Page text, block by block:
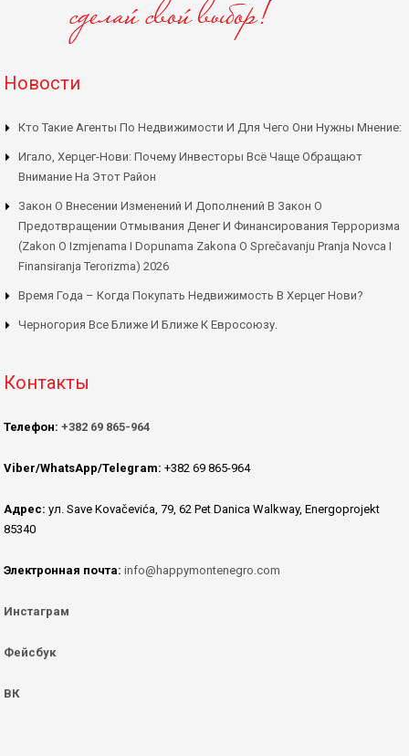
Новости
Кто Такие Агенты По Недвижимости И Для Чего Они Нужны Мнение:
Игало, Херцег-Нови: Почему Инвесторы Всё Чаще Обращают
Внимание На Этот Район
Закон О Внесении Изменений И Дополнений В Закон О
Предотвращении Отмывания Денег И Финансирования Терроризма
(Zakon O Izmjenama I Dopunama Zakona O Sprečavanju Pranja Novca I
Finansiranja Terorizma) 2026
Время Года – Когда Покупать Недвижимость В Херцег Нови?
Черногория Все Ближе И Ближе К Евросоюзу.
Контакты
Телефон: +382 69 865-964
Viber/WhatsApp/Telegram: +382 69 865-964
Адрес: ул. Save Kovačevića, 79, 62 Pet Danica Walkway, Energoprojekt
85340
Электронная почта: info@happymontenegro.com
Инстаграм
Фейсбук
ВК